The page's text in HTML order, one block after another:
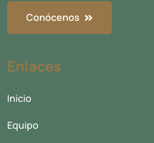
Conócenos
Enlaces
Inicio
Equipo